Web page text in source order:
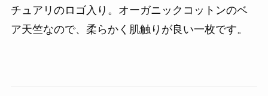
チュアリのロゴ入り。オーガニックコットンのベ
ア天竺なので、柔らかく肌触りが良い一枚です。